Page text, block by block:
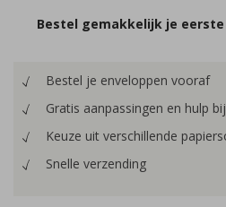
Bestel gemakkelijk je
Bestel je enveloppen vooraf
Gratis aanpassingen en hulp
Keuze uit verschillende
Snelle verzending